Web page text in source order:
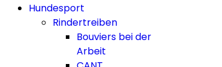
Hundesport
Rindertreiben
Bouviers bei der
Arbeit